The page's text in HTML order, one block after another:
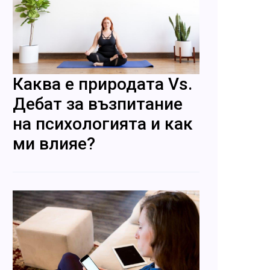
Каква е природата Vs.
Дебат за възпитание
на психологията и как
ми влияе?